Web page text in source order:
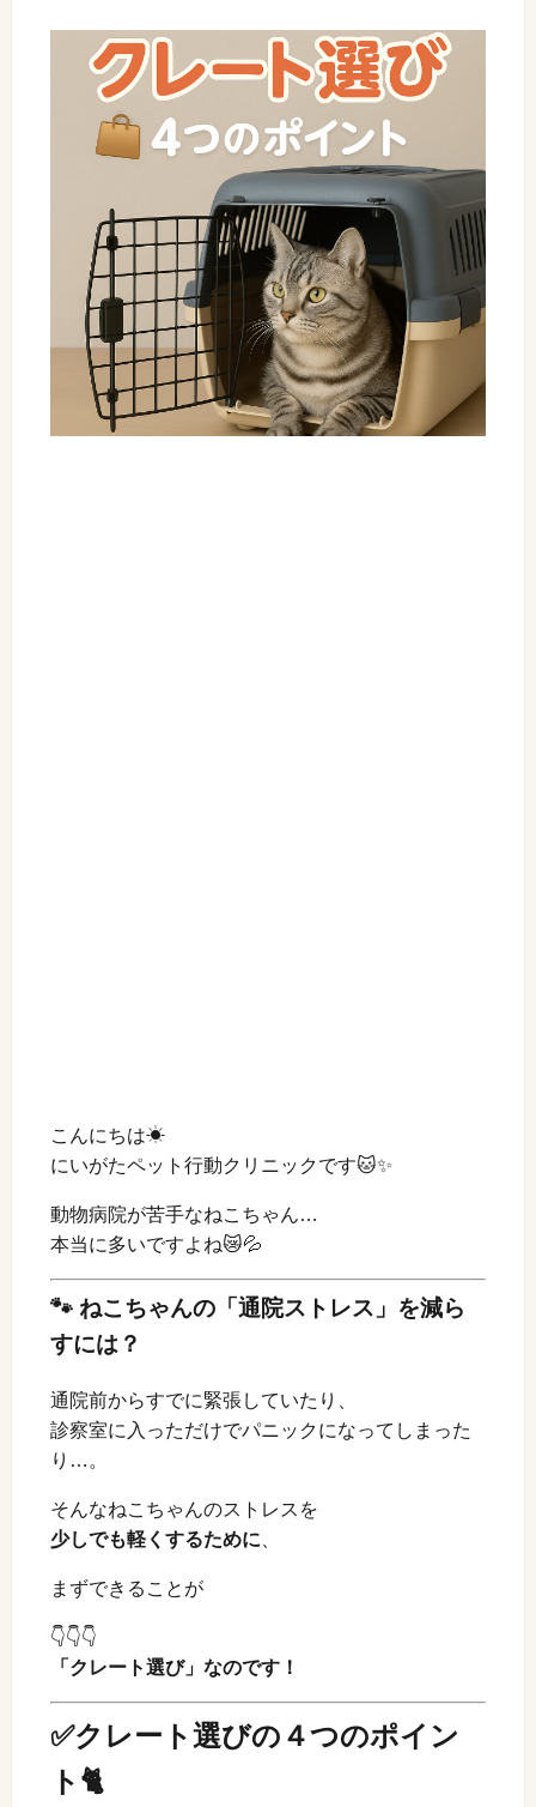
こんにちは☀
にいがたペット行動クリニックです🐱✨
動物病院が苦手なねこちゃん…
本当に多いですよね😿💦
🐾 ねこちゃんの「通院ストレス」を減ら
すには？
通院前からすでに緊張していたり、
診察室に入っただけでパニックになってしまった
り…。
そんなねこちゃんのストレスを
少しでも軽くするために
まずできることが
👇👇👇
「クレート選び」なのです！
✅クレート選びの４つのポイン
ト🐈